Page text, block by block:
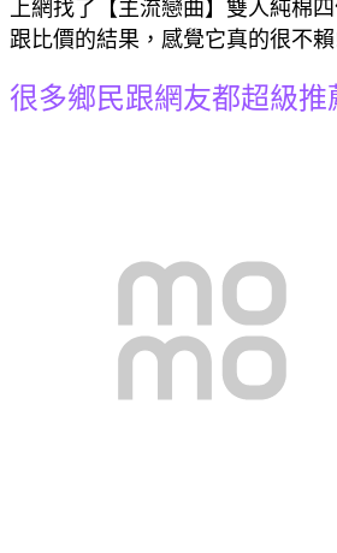
上網找了【主流戀曲】雙人純棉
跟比價的結果，感覺它真的很不
很多鄉民跟網友都超級推